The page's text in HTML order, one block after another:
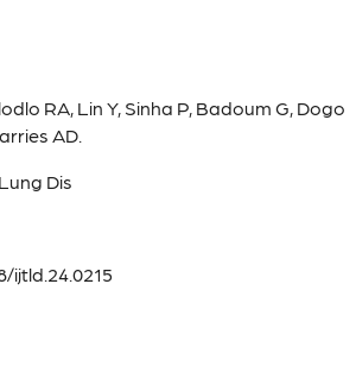
RA, Lin Y, Sinha P, Badoum G, Dogo
AD.
Dis
ijtld.24.0215